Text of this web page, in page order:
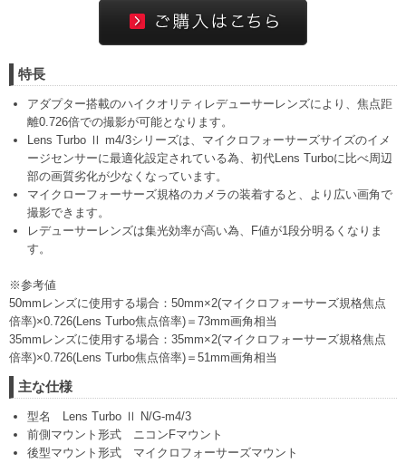
特長
アダプター搭載のハイクオリティレデューサーレンズにより、焦点距
離0.726倍での撮影が可能となります。
Lens Turbo Ⅱ m4/3シリーズは、マイクロフォーサーズサイズのイメ
ージセンサーに最適化設定されている為、初代Lens Turboに比べ周辺
部の画質劣化が少なくなっています。
マイクローフォーサーズ規格のカメラの装着すると、より広い画角で
撮影できます。
レデューサーレンズは集光効率が高い為、F値が1段分明るくなりま
す。
※参考値
50mmレンズに使用する場合：50mm×2(マイクロフォーサーズ規格焦点
倍率)×0.726(Lens Turbo焦点倍率)＝73mm画角相当
35mmレンズに使用する場合：35mm×2(マイクロフォーサーズ規格焦点
倍率)×0.726(Lens Turbo焦点倍率)＝51mm画角相当
主な仕様
型名 Lens Turbo Ⅱ N/G‐m4/3
前側マウント形式 ニコンFマウント
後型マウント形式 マイクロフォーサーズマウント